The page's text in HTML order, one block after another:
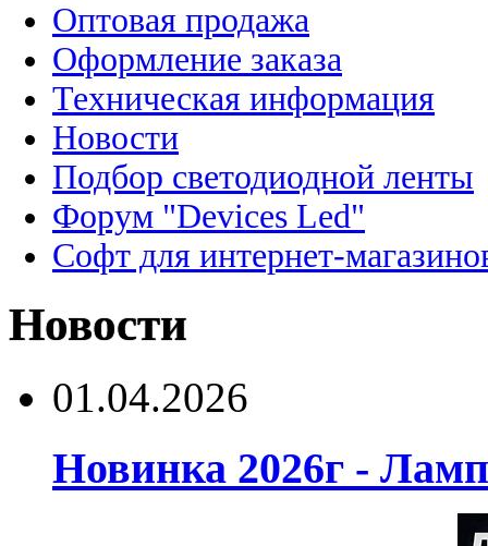
Оптовая продажа
Оформление заказа
Техническая информация
Новости
Подбор светодиодной ленты
Форум "Devices Led"
Софт для интернет-
Новости
01.04.2026
Новинка 2026г -